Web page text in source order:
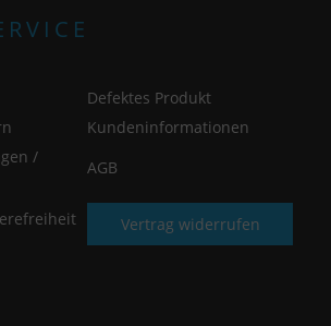
Defektes Produkt
Kundeninformationen
/
AGB
Vertrag widerrufen